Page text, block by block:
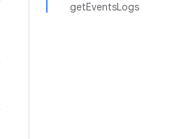
getEventsLogs